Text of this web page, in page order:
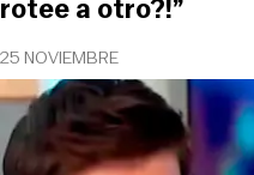
25 NOVIEMBRE
rotee a otro?!”